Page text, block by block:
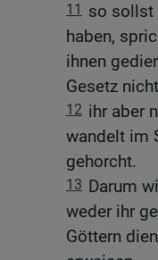
11
so sollst
haben,
ihnen
Gesetz
12 ihr aber
wandelt im
gehorcht.
13 Darum
weder ihr
Göttern